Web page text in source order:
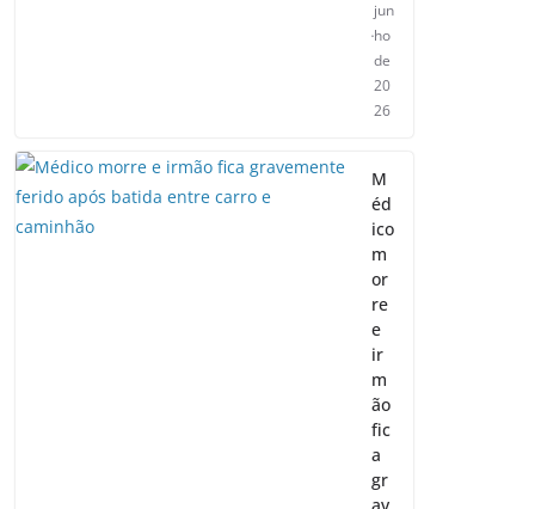
jun
ho
de
20
26
M
éd
ico
m
or
re
e
ir
m
ão
fic
a
gr